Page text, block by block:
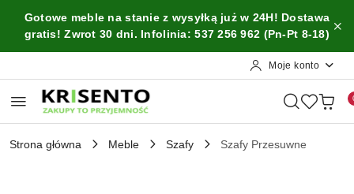
Przejdź do treści głównej
Przejdź do wyszukiwarki
Przejdź do moje konto
Przejdź do menu głównego
Przejdź do opisu produktu
Przejdź do stopki
Gotowe meble na stanie z wysyłką już w 24H! Dostawa
gratis! Zwrot 30 dni. Infolinia: 537 256 962 (Pn-Pt 8-18)
Moje konto
Strona główna Meble Szafy Szafy Przesuwne